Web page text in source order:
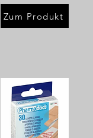
Zum Produkt